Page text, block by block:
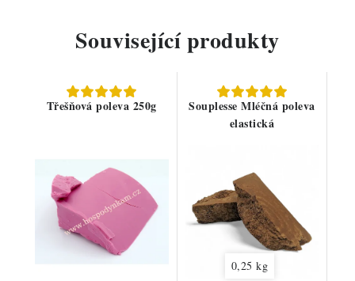
Související produkty
Třešňová poleva 250g
Souplesse Mléčná poleva
elastická
0,25 kg